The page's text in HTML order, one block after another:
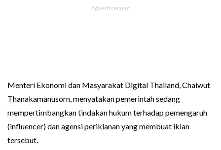
Menteri Ekonomi dan Masyarakat Digital Thailand, Chaiwut
Thanakamanusorn, menyatakan pemerintah sedang
mempertimbangkan tindakan hukum terhadap pemengaruh
(influencer) dan agensi periklanan yang membuat iklan
tersebut.